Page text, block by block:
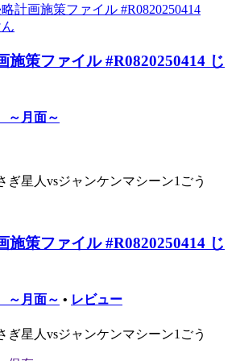
施策ファイル #R0820250414 じ
～月面～
星人vsジャンケンマシーン1ごう
施策ファイル #R0820250414 じ
～月面～ • レビュー
星人vsジャンケンマシーン1ごう